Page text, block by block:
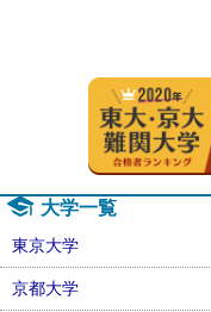
大学一覧
東京大学
京都大学